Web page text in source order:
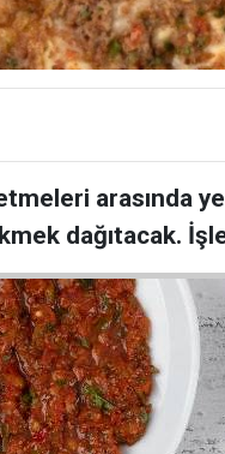
arasında
dağıtacak.